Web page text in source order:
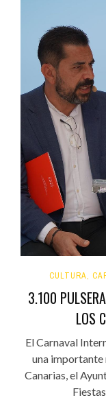
CULTURA,
3.100
LOS
El Carnaval
una importante
Canarias, el